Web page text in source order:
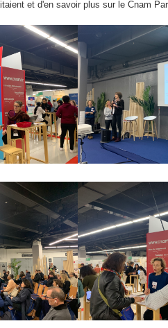
et d'en savoir plus sur le Cnam